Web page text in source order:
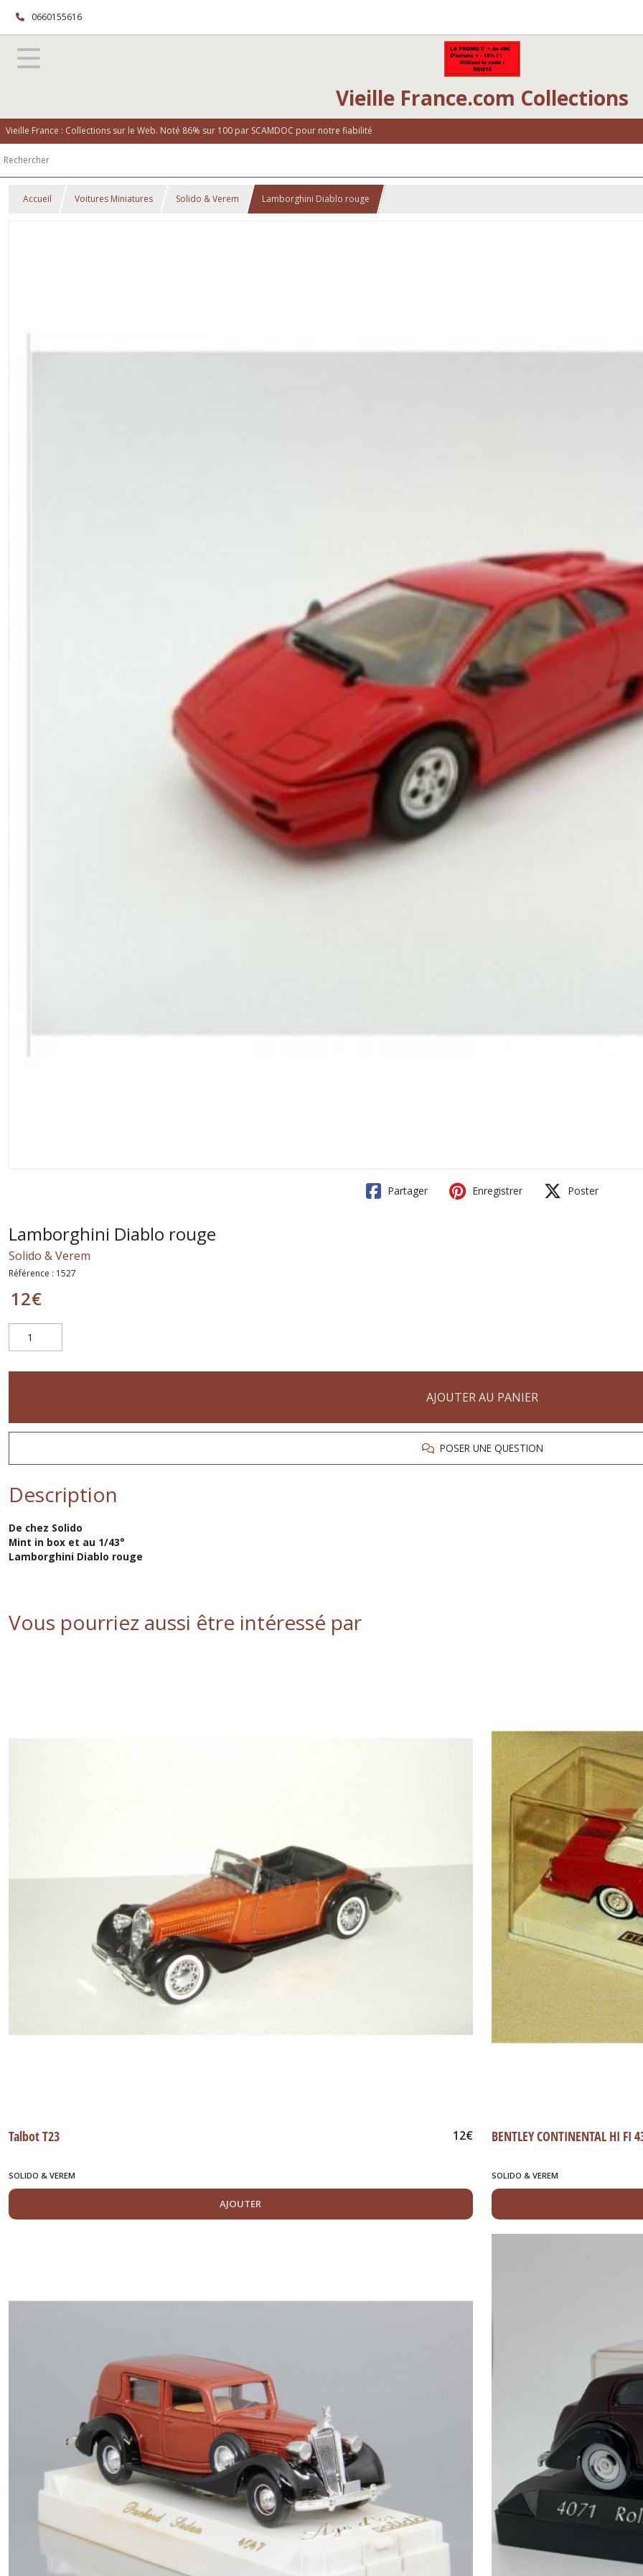
0660155616
Vieille France.com Collections
Vieille France : Collections sur le Web. Noté 86% sur 100 par SCAMDOC pour notre fiabilité
Accueil Voitures Miniatures Solido & Verem Lamborghini Diablo rouge
Partager Enregistrer Poster
Lamborghini Diablo rouge
Solido & Verem
Référence : 1527
12€
AJOUTER AU PANIER
POSER UNE QUESTION
Description
De chez Solido
Mint in box et au 1/43°
Lamborghini Diablo rouge
Vous pourriez aussi être intéressé par
Talbot T23 12€
SOLIDO & VEREM
AJOUTER
BENTLEY CONTINENTAL HI FI
SOLIDO & VEREM